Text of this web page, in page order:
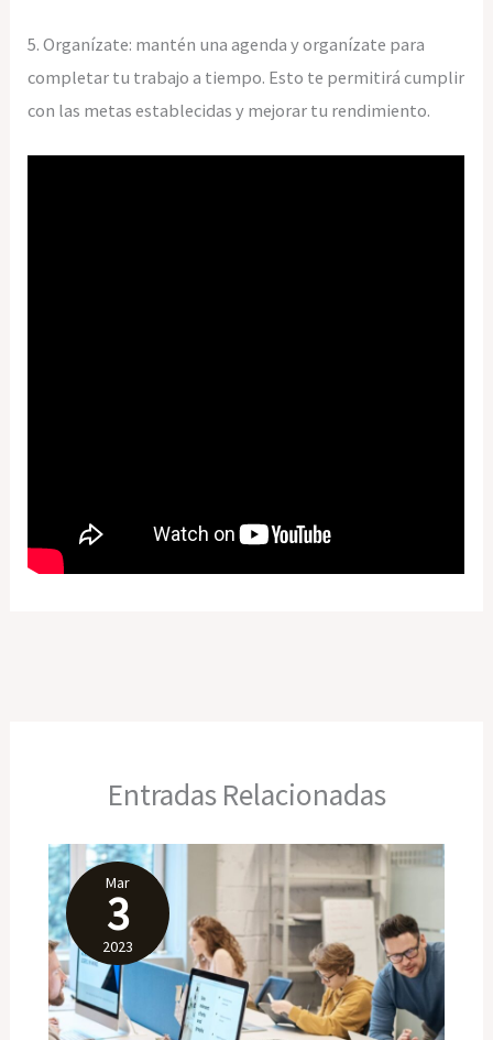
5. Organízate: mantén una agenda y organízate para
completar tu trabajo a tiempo. Esto te permitirá cumplir
con las metas establecidas y mejorar tu rendimiento.
Entradas Relacionadas
Mar
3
2023